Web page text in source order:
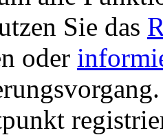
Sie das
oder